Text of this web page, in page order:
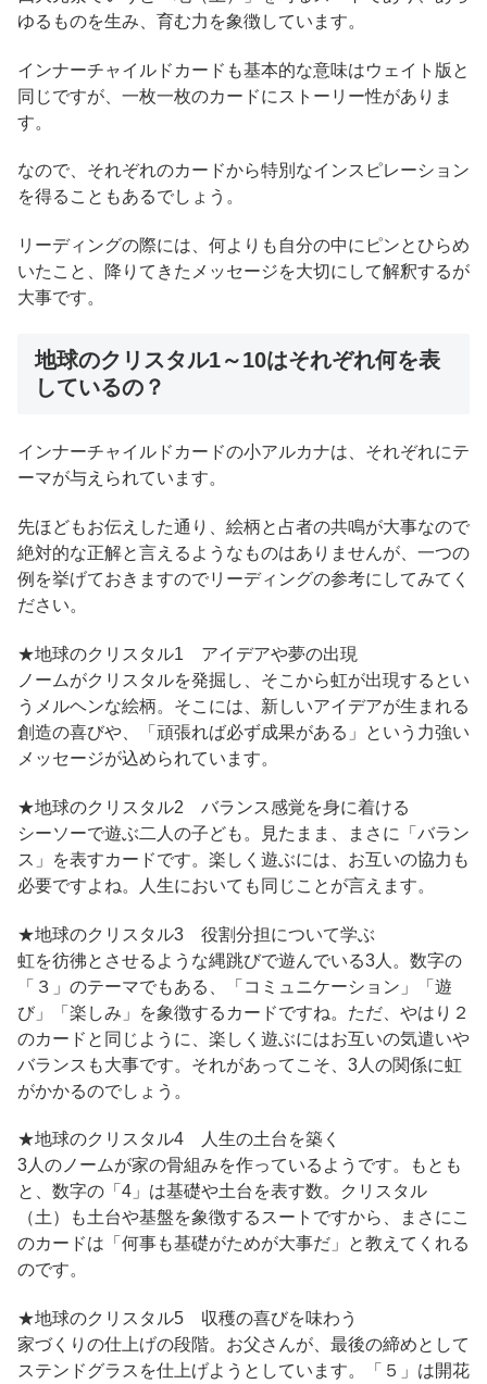
ゆるものを生み、育む力を象徴しています。
インナーチャイルドカードも基本的な意味はウェイト版と
同じですが、一枚一枚のカードにストーリー性がありま
す。
なので、それぞれのカードから特別なインスピレーション
を得ることもあるでしょう。
リーディングの際には、何よりも自分の中にピンとひらめ
いたこと、降りてきたメッセージを大切にして解釈するが
大事です。
地球のクリスタル1～10はそれぞれ何を表
しているの？
インナーチャイルドカードの小アルカナは、それぞれにテ
ーマが与えられています。
先ほどもお伝えした通り、絵柄と占者の共鳴が大事なので
絶対的な正解と言えるようなものはありませんが、一つの
例を挙げておきますのでリーディングの参考にしてみてく
ださい。
★地球のクリスタル1 アイデアや夢の出現
ノームがクリスタルを発掘し、そこから虹が出現するとい
うメルヘンな絵柄。そこには、新しいアイデアが生まれる
創造の喜びや、「頑張れば必ず成果がある」という力強い
メッセージが込められています。
★地球のクリスタル2 バランス感覚を身に着ける
シーソーで遊ぶ二人の子ども。見たまま、まさに「バラン
ス」を表すカードです。楽しく遊ぶには、お互いの協力も
必要ですよね。人生においても同じことが言えます。
★地球のクリスタル3 役割分担について学ぶ
虹を彷彿とさせるような縄跳びで遊んでいる3人。数字の
「３」のテーマでもある、「コミュニケーション」「遊
び」「楽しみ」を象徴するカードですね。ただ、やはり２
のカードと同じように、楽しく遊ぶにはお互いの気遣いや
バランスも大事です。それがあってこそ、3人の関係に虹
がかかるのでしょう。
★地球のクリスタル4 人生の土台を築く
3人のノームが家の骨組みを作っているようです。もとも
と、数字の「4」は基礎や土台を表す数。クリスタル
（土）も土台や基盤を象徴するスートですから、まさにこ
のカードは「何事も基礎がためが大事だ」と教えてくれる
のです。
★地球のクリスタル5 収穫の喜びを味わう
家づくりの仕上げの段階。お父さんが、最後の締めとして
ステンドグラスを仕上げようとしています。「５」は開花